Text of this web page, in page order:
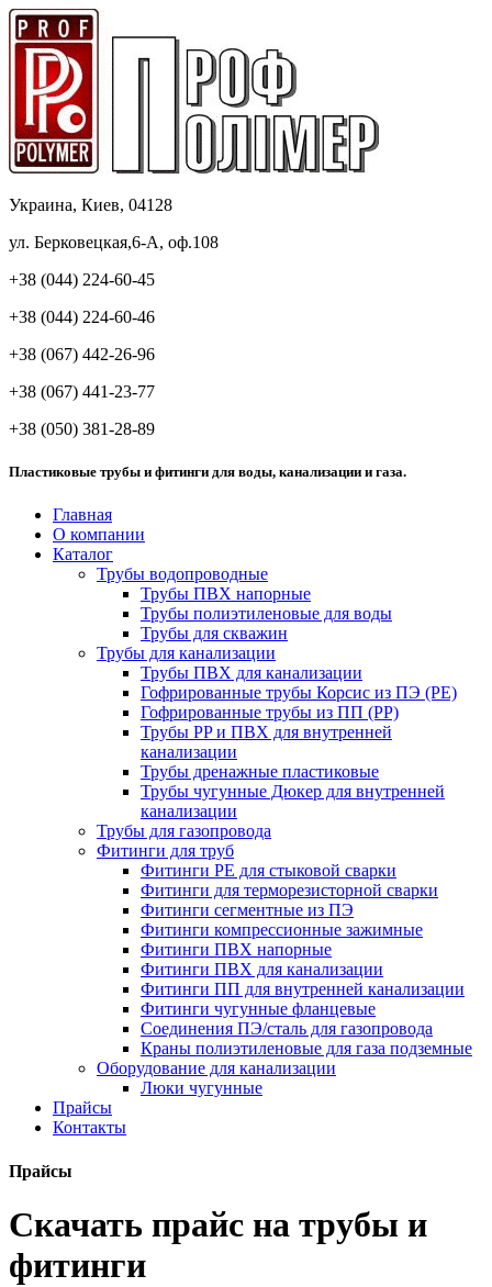
Украина, Киев, 04128
ул. Берковецкая,6-А, оф.108
+38 (044) 224-60-45
+38 (044) 224-60-46
+38 (067) 442-26-96
+38 (067) 441-23-77
+38 (050) 381-28-89
Пластиковые трубы и фитинги для воды, канализации и газа.
Главная
О компании
Каталог
Трубы водопроводные
Трубы ПВХ напорные
Трубы полиэтиленовые для воды
Трубы для скважин
Трубы для канализации
Трубы ПВХ для канализации
Гофрированные трубы Корсис из ПЭ (PE)
Гофрированные трубы из ПП (PP)
Трубы PP и ПВХ для внутренней
канализации
Трубы дренажные пластиковые
Трубы чугунные Дюкер для внутренней
канализации
Трубы для газопровода
Фитинги для труб
Фитинги PE для стыковой сварки
Фитинги для терморезисторной сварки
Фитинги сегментные из ПЭ
Фитинги компрессионные зажимные
Фитинги ПВХ напорные
Фитинги ПВХ для канализации
Фитинги ПП для внутренней канализации
Фитинги чугунные фланцевые
Соединения ПЭ/сталь для газопровода
Краны полиэтиленовые для газа подземные
Оборудование для канализации
Люки чугунные
Прайсы
Контакты
Прайсы
Скачать прайс на трубы и
фитинги